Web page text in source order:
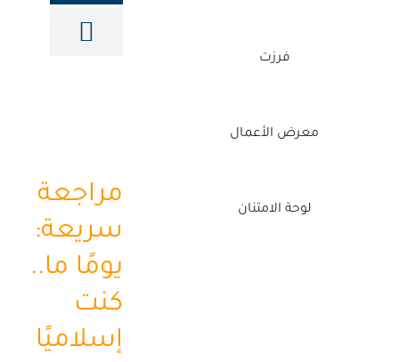
فرزت
معرض الأعمال
لوحة الامتنان
مراجعة
سريعة:
يومًا ما..
كنت
إسلاميًا